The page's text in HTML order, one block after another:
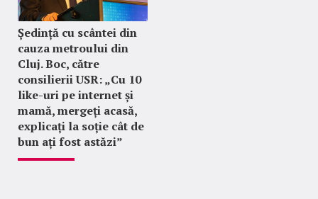
Ședință cu scântei din
cauza metroului din
Cluj. Boc, către
consilierii USR: „Cu 10
like-uri pe internet și
mamă, mergeți acasă,
explicați la soție cât de
bun ați fost astăzi”